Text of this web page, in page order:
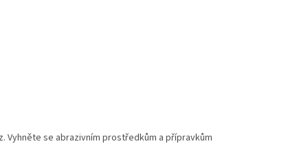
se abrazivním prostředkům a přípravkům